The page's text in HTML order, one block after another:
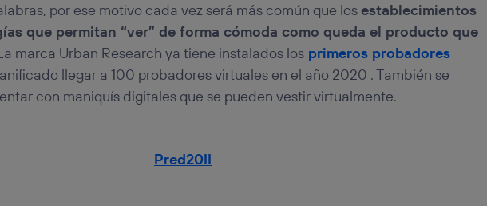
por ese motivo cada vez será más común que losestablecimientos
que permitan “ver” de forma cómoda como queda el producto que
marca Urban Research ya tiene instalados los primeros probadores
llegar a 100 probadores virtuales en el año 2020 . También se
con maniquís digitales que se pueden vestir virtualmente.